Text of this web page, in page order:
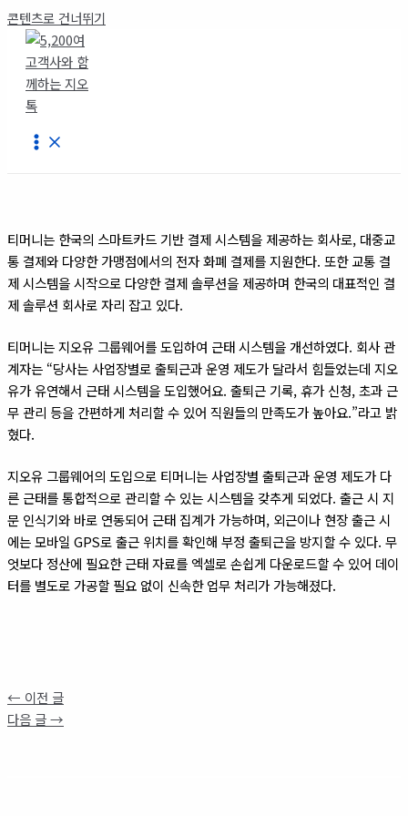
콘텐츠로 건너뛰기
티머니는 한국의 스마트카드 기반 결제 시스템을 제공하는 회사로, 대중교
통 결제와 다양한 가맹점에서의 전자 화폐 결제를 지원한다. 또한 교통 결
제 시스템을 시작으로 다양한 결제 솔루션을 제공하며 한국의 대표적인 결
제 솔루션 회사로 자리 잡고 있다.
티머니는 지오유 그룹웨어를 도입하여 근태 시스템을 개선하였다. 회사 관
계자는 “당사는 사업장별로 출퇴근과 운영 제도가 달라서 힘들었는데 지오
유가 유연해서 근태 시스템을 도입했어요. 출퇴근 기록, 휴가 신청, 초과 근
무 관리 등을 간편하게 처리할 수 있어 직원들의 만족도가 높아요.”라고 밝
혔다.
지오유 그룹웨어의 도입으로 티머니는 사업장별 출퇴근과 운영 제도가 다
른 근태를 통합적으로 관리할 수 있는 시스템을 갖추게 되었다. 출근 시 지
문 인식기와 바로 연동되어 근태 집계가 가능하며, 외근이나 현장 출근 시
에는 모바일 GPS로 출근 위치를 확인해 부정 출퇴근을 방지할 수 있다. 무
엇보다 정산에 필요한 근태 자료를 엑셀로 손쉽게 다운로드할 수 있어 데이
터를 별도로 가공할 필요 없이 신속한 업무 처리가 가능해졌다.
← 이전 글
다음 글→